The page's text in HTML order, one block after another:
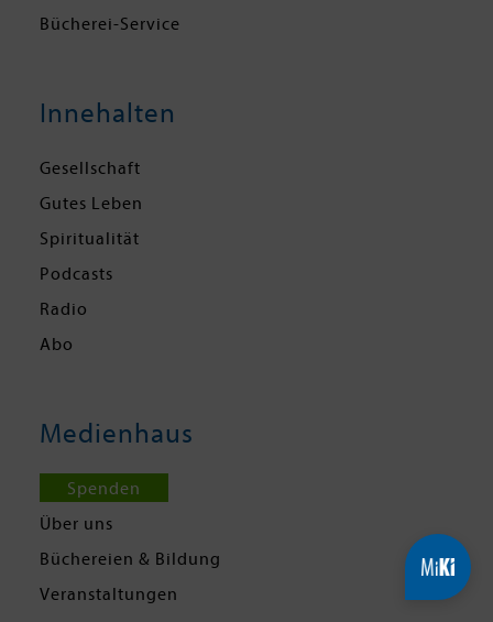
Bücherei-Service
Innehalten
Gesellschaft
Gutes Leben
Spiritualität
Podcasts
Radio
Abo
Medienhaus
Spenden
Über uns
Büchereien & Bildung
Veranstaltungen